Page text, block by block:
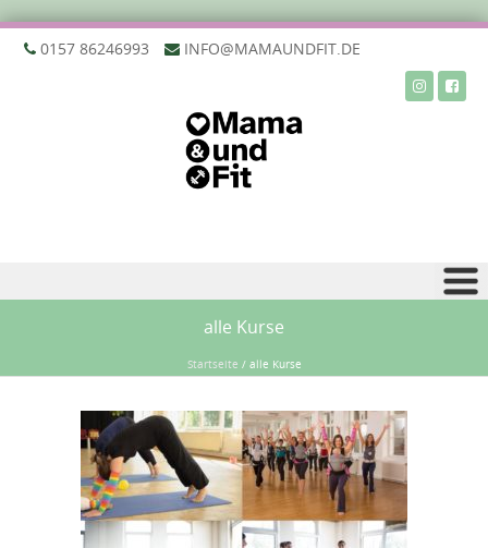
‭0157 86246993‬ INFO@MAMAUNDFIT.DE
alle Kurse
Startseite /alle Kurse